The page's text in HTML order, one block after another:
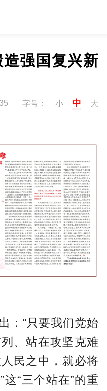
强国复兴新
字号： 小 中 大
：“只要我们党始
、站在攻坚克难
民之中，就必将
“三个站在”的重